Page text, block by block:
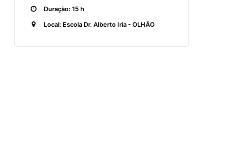
Duração: 15 h
Local: Escola Dr. Alberto Iria - OLHÃO